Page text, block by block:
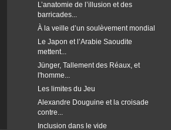
L’anatomie de l’illusion et des
barricades...
À la veille d’un soulèvement mondial
Le Japon et l’Arabie Saoudite
mettent...
Jünger, Tallement des Réaux, et
l'homme...
Les limites du Jeu
Alexandre Douguine et la croisade
contre...
Inclusion dans le vide